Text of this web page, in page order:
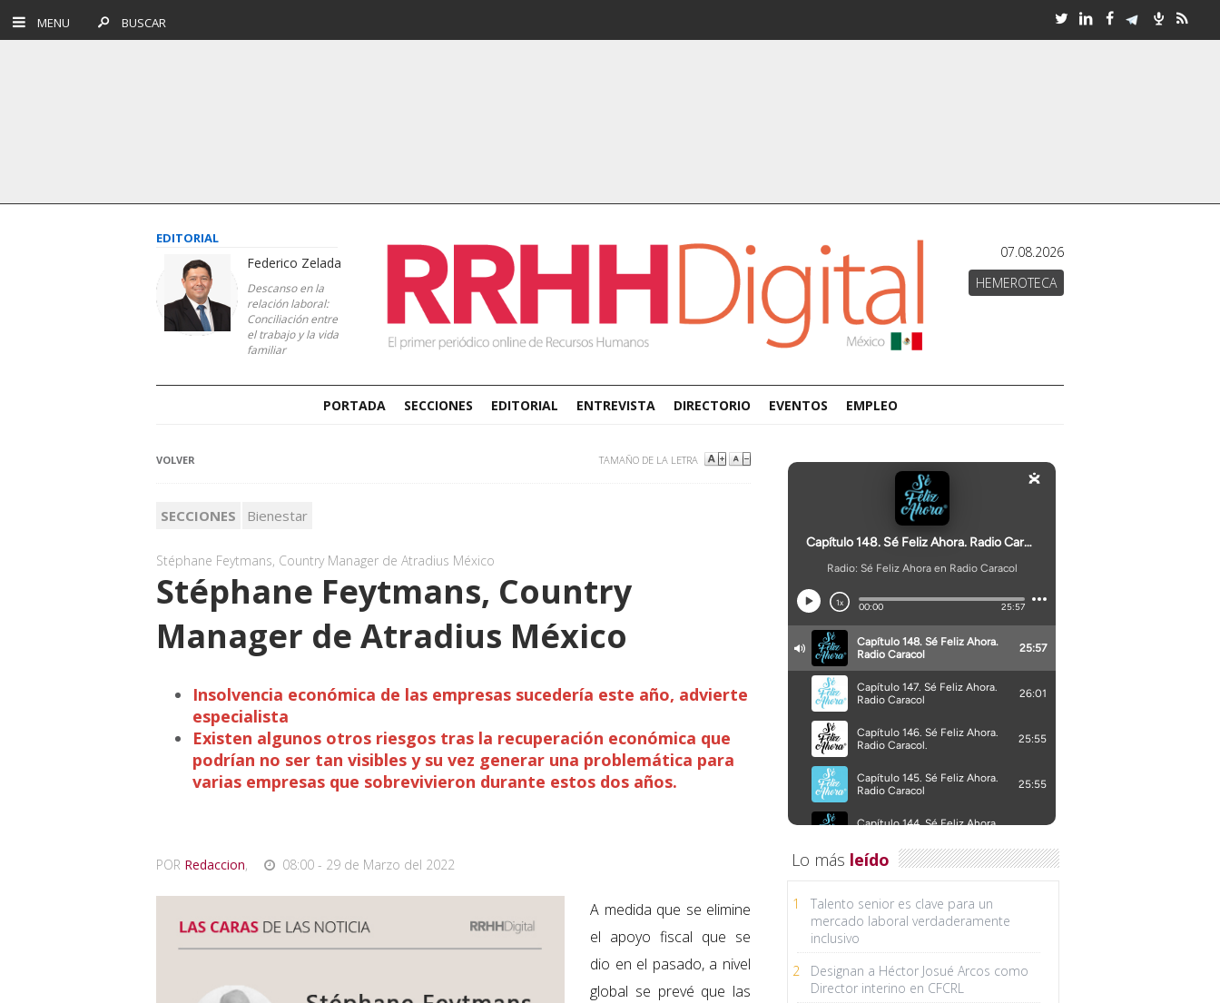
MENU BUSCAR
EDITORIAL
Federico Zelada
Descanso en la
relación laboral:
Conciliación entre
el trabajo y la vida
familiar
07.08.2026
HEMEROTECA
PORTADA SECCIONES EDITORIAL ENTREVISTA DIRECTORIO EVENTOS EMPLEO
VOLVER TAMAÑO DE LA LETRA
SECCIONES Bienestar
Stéphane Feytmans, Country Manager de Atradius México
Stéphane Feytmans, Country
Manager de Atradius México
Insolvencia económica de las empresas sucedería este año, advierte
especialista
Existen algunos otros riesgos tras la recuperación económica que
podrían no ser tan visibles y su vez generar una problemática para
varias empresas que sobrevivieron durante estos dos años.
POR Redaccion, 08:00 - 29 de Marzo del 2022
A medida que se elimine
el apoyo fiscal que se
dio en el pasado, a nivel
global se prevé que las
Lo más leído
1
Talento senior es clave para un
mercado laboral verdaderamente
inclusivo
2
Designan a Héctor Josué Arcos como
Director interino en CFCRL